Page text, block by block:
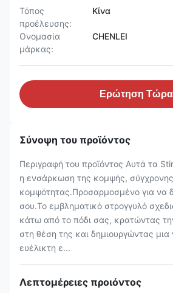
Τόπος
προέλευσης:
Κίνα
Ονομασία
μάρκας:
CHENLEI
Ερώτηση Τώρα
Σύνοψη του προϊόντος
Περιγραφή του προϊόντος Αυτά τα
η ενσάρκωση της κομψής, σύγχρονης
κομψότητας.Προσαρμοσμένο για να
σου.Το εμβληματικό στρογγυλό
κάτω από το πόδι σας, κρατώντας
στη θέση της και δημιουργώντας μια
ευέλικτη ε...
Λεπτομέρειες προιόντος